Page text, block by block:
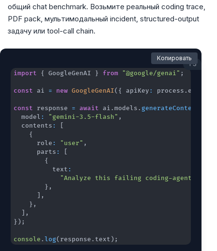
общий chat benchmark. Возьмите реальный coding trace,
PDF pack, мультимодальный incident, structured-output
задачу или tool-call chain.
TS
import { GoogleGenAI } from "@google/genai" ;
const ai = new GoogleGenAI( { apiKey: process. env
const response = await ai.models. generateContent
  model
: "gemini-3.5-flash" ,
  contents
:
[
{
      role
: "user" ,
      parts
:
[
{
          text
:
"Analyze this failing coding-agent
},
] ,
},
] ,
});
console.log( response. text);
Копировать